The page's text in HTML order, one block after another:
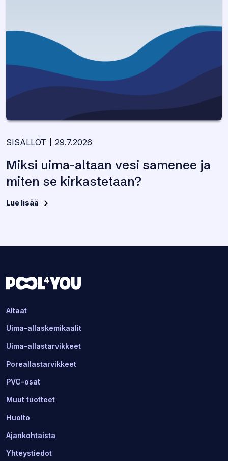
SISÄLLÖT 29.7.2026
Miksi uima-altaan vesi samenee ja
miten se kirkastetaan?
Lue lisää
Altaat
Uima-allaskemikaalit
Uima-allastarvikkeet
Poreallastarvikkeet
PVC-osat
Muut tuotteet
Huolto
Ajankohtaista
Yhteystiedot